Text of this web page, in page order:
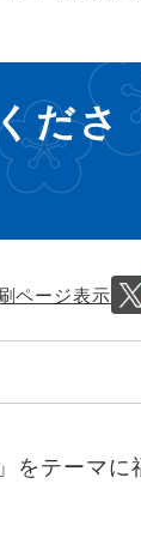
ださ
ページ表示
をテーマに